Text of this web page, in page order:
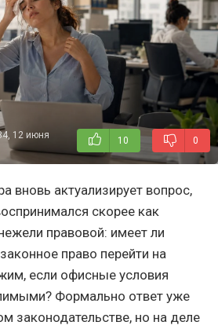
12 июня
10 0
вновь актуализирует вопрос,
скорее как
правовой: имеет ли
право перейти на
если офисные условия
Формально ответ уже
законодательстве, но на деле